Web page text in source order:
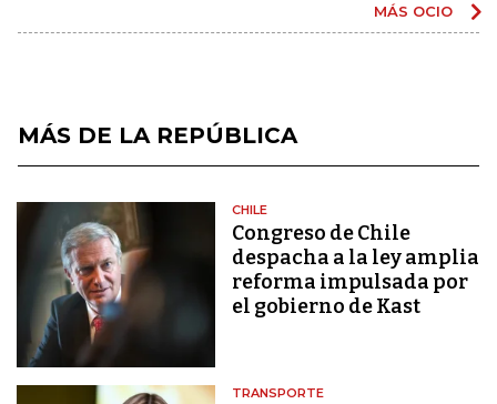
MÁS OCIO
MÁS DE LA REPÚBLICA
CHILE
Congreso de Chile
despacha a la ley amplia
reforma impulsada por
el gobierno de Kast
TRANSPORTE